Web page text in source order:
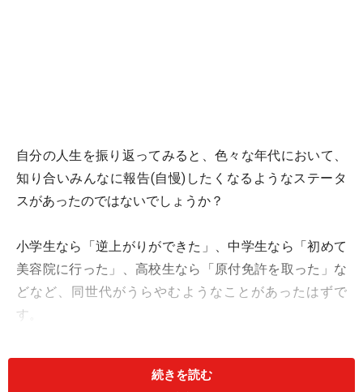
自分の人生を振り返ってみると、色々な年代において、
知り合いみんなに報告(自慢)したくなるようなステータ
スがあったのではないでしょうか？
小学生なら「逆上がりができた」、中学生なら「初めて
美容院に行った」、高校生なら「原付免許を取った」な
どなど、同世代がうらやむようなことがあったはずで
す。
これを競馬の世界に移すとどうなるか。おそらく競走馬
にとって、誰もが自慢したくなるステータスは、「G1を
続きを読む